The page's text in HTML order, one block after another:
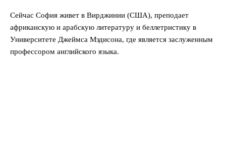
Сейчас София живет в Вирджинии (США), преподает
африканскую и арабскую литературу и беллетристику в
Университете Джеймса Мэдисона, где является заслуженным
профессором английского языка.